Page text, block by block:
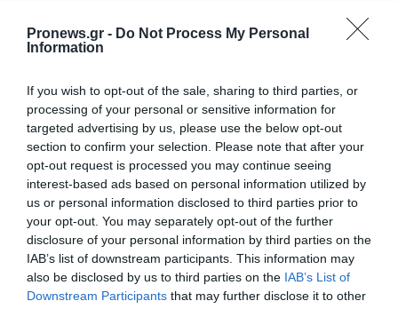
Pronews.gr - Do Not Process My Personal
Information
If you wish to opt-out of the sale, sharing to third parties, or
processing of your personal or sensitive information for
targeted advertising by us, please use the below opt-out
section to confirm your selection. Please note that after your
opt-out request is processed you may continue seeing
interest-based ads based on personal information utilized by
us or personal information disclosed to third parties prior to
your opt-out. You may separately opt-out of the further
disclosure of your personal information by third parties on the
IAB’s list of downstream participants. This information may
also be disclosed by us to third parties on the IAB’s List of
Downstream Participants that may further disclose it to other
Banana Crispy Pops: Δείτε πόσο
TikTok με μόλις 4 υλικά (βίντεο)
02.08.2026 | 21:18